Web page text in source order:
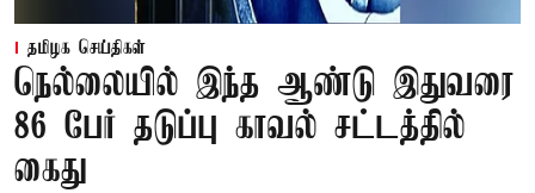
தமிழக செய்திகள்
நெல்லையில் இந்த ஆண்டு இதுவரை
86 பேர் தடுப்பு காவல் சட்டத்தில்
கைது